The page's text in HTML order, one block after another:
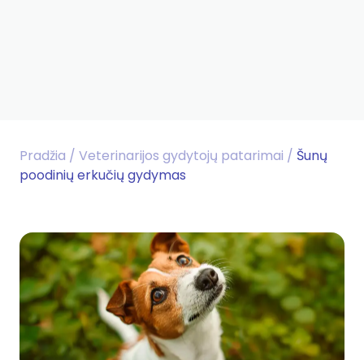
Pradžia / Veterinarijos gydytojų patarimai / Šunų
poodinių erkučių gydymas